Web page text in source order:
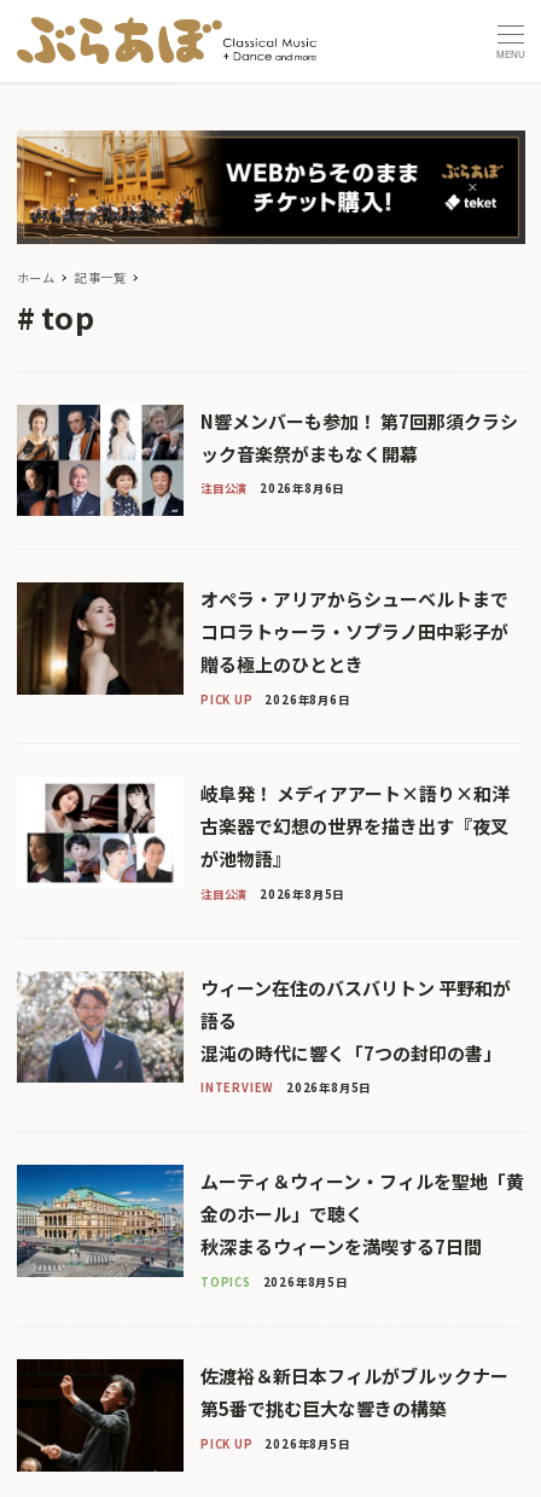
MENU
ホーム 記事一覧
top
N響メンバーも参加！ 第7回那須クラシ
ック音楽祭がまもなく開幕
注目公演 2026年8月6日
オペラ・アリアからシューベルトまで
コロラトゥーラ・ソプラノ田中彩子が
贈る極上のひととき
PICK UP 2026年8月6日
岐阜発！ メディアアート×語り×和洋
古楽器で幻想の世界を描き出す『夜叉
が池物語』
注目公演 2026年8月5日
ウィーン在住のバスバリトン 平野和が
語る
混沌の時代に響く「7つの封印の書」
INTERVIEW 2026年8月5日
ムーティ＆ウィーン・フィルを聖地「黄
金のホール」で聴く
秋深まるウィーンを満喫する7日間
TOPICS 2026年8月5日
佐渡裕＆新日本フィルがブルックナー
第5番で挑む巨大な響きの構築
PICK UP 2026年8月5日